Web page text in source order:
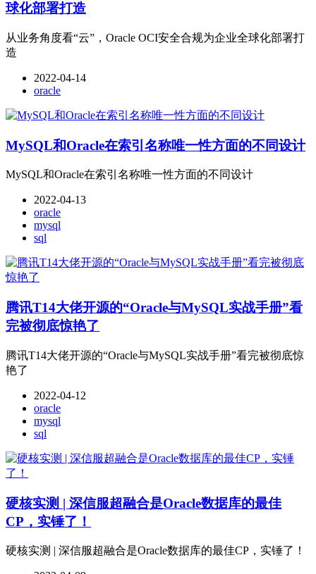
球化部署打造
从业务角度看“云”，Oracle OCI安全合规为企业全球化部署打
造
2022-04-14
oracle
MySQL和Oracle在索引名称唯一性方面的不同设计
MySQL和Oracle在索引名称唯一性方面的不同设计
2022-04-13
oracle
mysql
sql
腾讯T14大佬开源的“Oracle与MySQL实战手册”看
完被彻底惊艳了
腾讯T14大佬开源的“Oracle与MySQL实战手册”看完被彻底惊
艳了
2022-04-12
oracle
mysql
sql
硬核实测 | 深信服超融合是Oracle数据库的最佳
CP，实锤了！
硬核实测 | 深信服超融合是Oracle数据库的最佳CP，实锤了！